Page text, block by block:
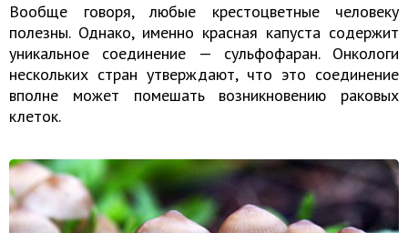
Вообще говоря, любые крестоцветные человеку
полезны. Однако, именно красная капуста содержит
уникальное соединение — сульфофаран. Онкологи
нескольких стран утверждают, что это соединение
вполне может помешать возникновению раковых
клеток.